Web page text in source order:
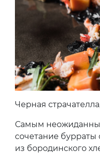
Черная
Самым
сочетание бурраты
из бородинского